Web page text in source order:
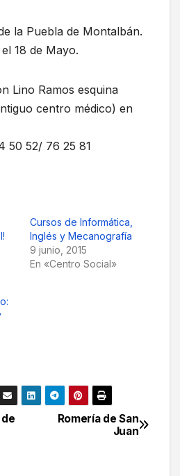
la Puebla de Montalbán.
18 de Mayo.
Lino Ramos esquina
centro médico) en
50 52/ 76 25 81
Cursos de Informática,
Inglés y Mecanografía
9 junio, 2015
En «Centro Social»
Romería de San
Juan